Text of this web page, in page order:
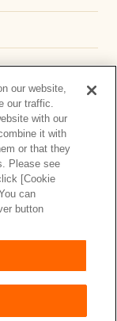
イト利用規約
について
our website,
our traffic.
with our
it with
or that they
Please see
[Cookie
can
button